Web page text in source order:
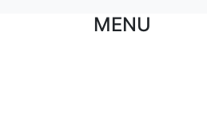
MENU